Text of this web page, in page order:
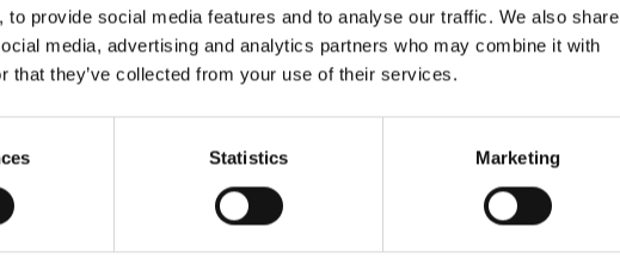
provide social media features and to analyse our traffic. We also share
media, advertising and analytics partners who may combine it with
that they’ve collected from your use of their services.
Statistics Marketing